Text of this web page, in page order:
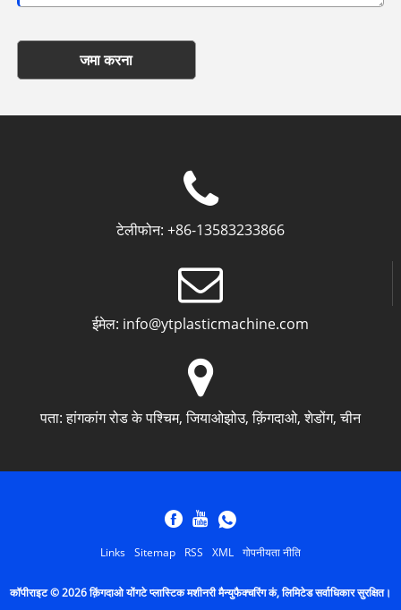
जमा करना
टेलीफोन: +86-13583233866
ईमेल: info@ytplasticmachine.com
पता: हांगकांग रोड के पश्चिम, जियाओझोउ, क़िंगदाओ, शेडोंग, चीन
Links Sitemap RSS XML गोपनीयता नीति
कॉपीराइट © 2026 क़िंगदाओ योंगटे प्लास्टिक मशीनरी मैन्युफैक्चरिंग कं, लिमिटेड सर्वाधिकार सुरक्षित।